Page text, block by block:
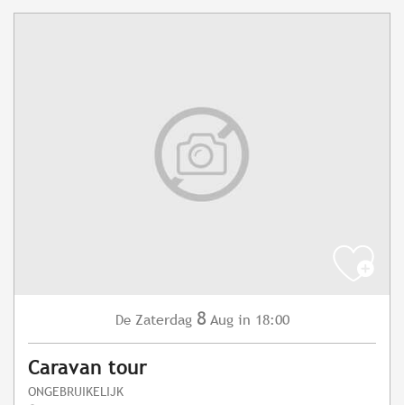
De Zaterdag 8 Aug in 18:00
Caravan tour
ONGEBRUIKELIJK